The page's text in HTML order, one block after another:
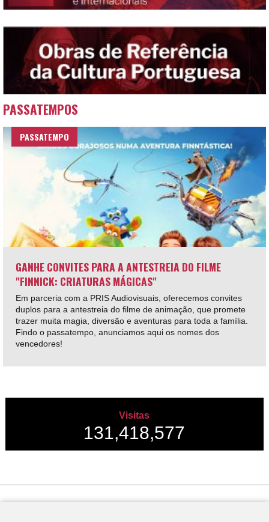
PASSATEMPOS
PASSATEMPO
GANHE CONVITES PARA A ANTESTREIA DO FILME
"FINNICK: CRIATURAS MÁGICAS"
Em parceria com a PRIS Audiovisuais, oferecemos convites
duplos para a antestreia do filme de animação, que promete
trazer muita magia, diversão e aventuras para toda a família.
Findo o passatempo, anunciamos aqui os nomes dos
vencedores!
Visitas
131,418,577